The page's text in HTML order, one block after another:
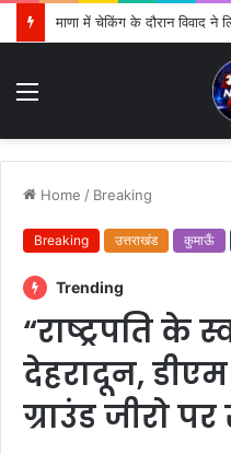
Home / Breaking
Breaking उत्तराखंड कुमाऊँ
Trending
“राष्ट्रपति के
देहरादून,
ग्राउंड जीरो